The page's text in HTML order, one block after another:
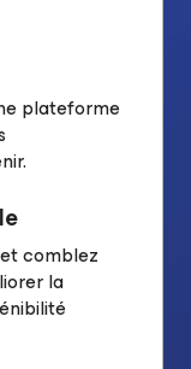
plateforme
comblez
la